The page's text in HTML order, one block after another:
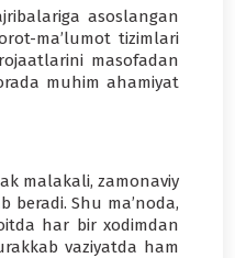
asoslangan
ma’lumot tizimlari
masofadan
muhim ahamiyat
malakali, zamonaviy
beradi. Shu ma’noda,
har bir xodimdan
vaziyatda ham